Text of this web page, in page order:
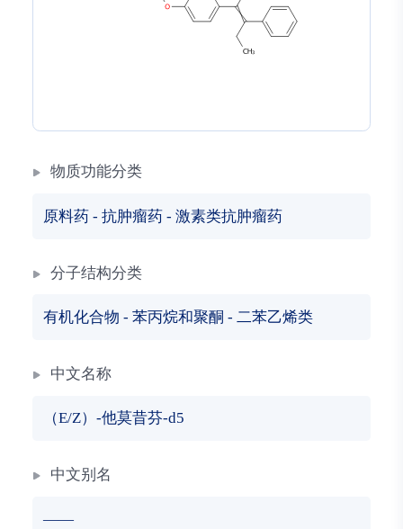
物质功能分类
原料药 - 抗肿瘤药 - 激素类抗肿瘤药
分子结构分类
有机化合物 - 苯丙烷和聚酮 - 二苯乙烯类
中文名称
（E/Z）-他莫昔芬-d5
中文别名
——